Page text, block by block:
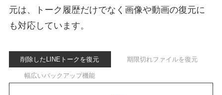
元は、トーク履歴だけでなく画像や動画の復元に
も対応しています。
削除したLINEトークを復元 期限切れファイルを復元
幅広いバックアップ機能